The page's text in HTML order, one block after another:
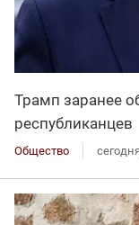
Трамп заранее
республиканцев
Общество